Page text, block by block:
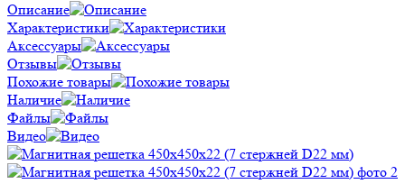
Описание
Характеристики
Аксессуары
Отзывы
Похожие товары
Наличие
Файлы
Видео